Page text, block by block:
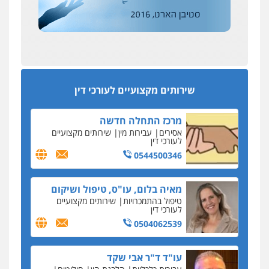
שירותים מקצועיים לעורכי דין
שירותים מקצועיים לעורכי דין
0522508109
מקצועיים לעורכי דין
מרכז התחלה חדשה
אסירים עבירות מין שירותים מקצועיים
לעורכי דין
0544500346
מאיה בלום, עו"ס, טיפול ושיקום
טיפול בהתמכרויות שירותים מקצועיים
לעורכי דין
0504062539
עו"ד ד"ר אבי שקד
הדין החדשים
עסקה חמה
כתב האישום נגד עו"ד עידן דביר: האונס והמחירון
לאקטים מיניים
כתב אישום: יו"ר ש"ס לשעבר בחיפה וסינדיקאט
ההלוואות של משפחת הרינג
הפרקליטות: הרב נתנאל חייק ואביו הרב אריה חייק
שמשו אנשי
החשוד ברצח עו"ד ארבל פלדמן טען לרקע נפשי
ושתק בחקירתו
בבית המשפט התברר כי לחשוד, אחמד אלרג'וב
מרמלה, לא נערכה
יחסי עו"ד לקוח
עורכת דין נעצרה בחשד להעברת סם לנאשם בכלא